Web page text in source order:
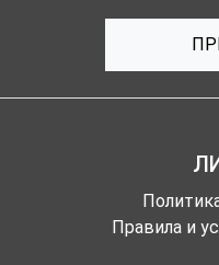
Правила и